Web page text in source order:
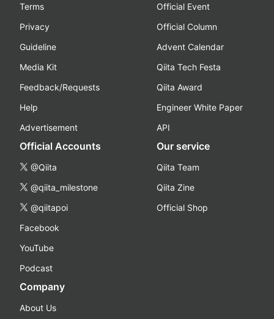
Terms
Privacy
Guideline
Media Kit
Feedback/Requests
Help
Advertisement
Official Event
Official Column
Advent Calendar
Qiita Tech Festa
Qiita Award
Engineer White Paper
API
Official Accounts
@Qiita
@qiita_milestone
@qiitapoi
Facebook
YouTube
Podcast
Our service
Qiita Team
Qiita Zine
Official Shop
Company
About Us